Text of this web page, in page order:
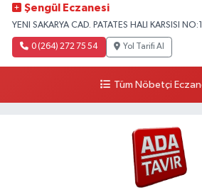
Şengül Eczanesi
YENI SAKARYA CAD. PATATES HALI KARSISI
0 (264) 272 75 54 Yol Tarifi Al
Tüm Nöbetçi